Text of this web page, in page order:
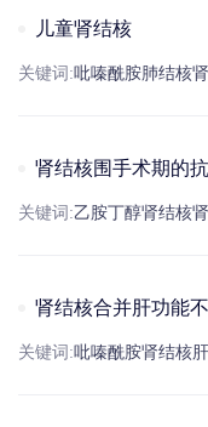
儿童肾结核
关键词:吡嗪酰胺肺结核
肾结核围手术期的
关键词:乙胺丁醇肾结核
肾结核合并肝功能
关键词:吡嗪酰胺肾结核